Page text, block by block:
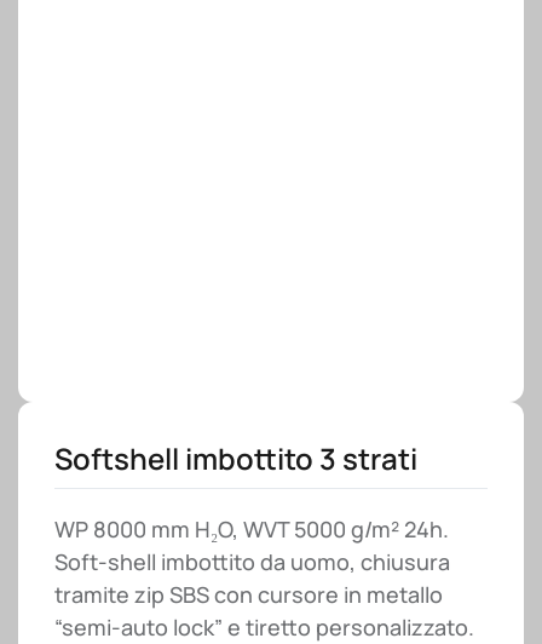
Softshell imbottito 3 strati
WP 8000 mm H₂O, WVT 5000 g/m² 24h.
Soft-shell imbottito da uomo, chiusura
tramite zip SBS con cursore in metallo
“semi-auto lock” e tiretto personalizzato.